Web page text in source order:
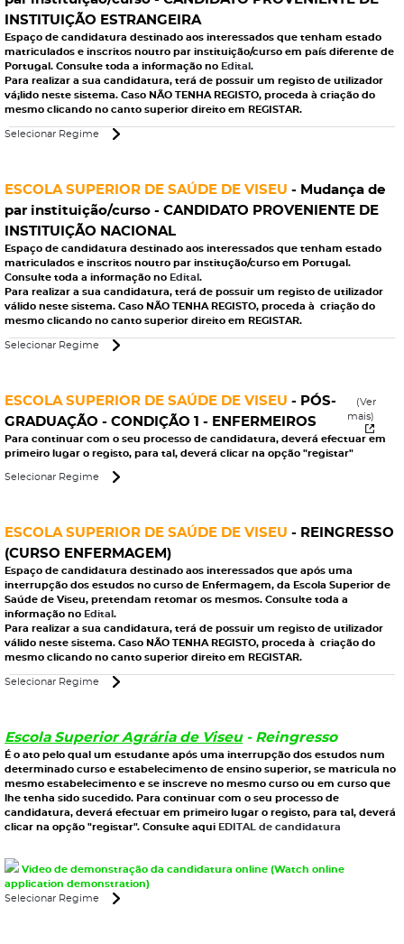
INSTITUIÇÃO ESTRANGEIRA
Espaço de candidatura destinado aos interessados que tenham estado
matriculados e inscritos noutro par instituição/curso em país diferente de
Portugal . Consulte toda a informação no Edital .
Para realizar a sua candidatura, terá de possuir um registo de utilizador
vá¡lido neste sistema. Caso NÃO TENHA REGISTO, proceda à criação do
mesmo clicando no canto superior direito em REGISTAR.
Selecionar Regime
ESCOLA SUPERIOR DE SAÚDE DE VISEU - Mudança de
par instituição/curso - CANDIDATO PROVENIENTE DE
INSTITUIÇÃO NACIONAL
Espaço de candidatura destinado aos interessados que tenham estado
matriculados e inscritos noutro par institução/curso em Portugal .
Consulte toda a informação no Edital .
Para realizar a sua candidatura, terá de possuir um registo de utilizador
válido neste sistema. Caso NÃO TENHA REGISTO, proceda à criação do
mesmo clicando no canto superior direito em REGISTAR.
Selecionar Regime
ESCOLA SUPERIOR DE SAÚDE DE VISEU - PÓS-
GRADUAÇÃO - CONDIÇÃO 1 - ENFERMEIROS
(Ver
mais)
Para continuar com o seu processo de candidatura, deverá efectuar em
primeiro lugar o registo, para tal, deverá clicar na opção "registar"
Selecionar Regime
ESCOLA SUPERIOR DE SAÚDE DE VISEU - REINGRESSO
(CURSO ENFERMAGEM)
Espaço de candidatura destinado aos interessados que após uma
interrupção dos estudos no curso de Enfermagem, da Escola Superior de
Saúde de Viseu, pretendam retomar os mesmos. Consulte toda a
informação no Edital .
Para realizar a sua candidatura, terá de possuir um registo de utilizador
válido neste sistema. Caso NÃO TENHA REGISTO, proceda à criação do
mesmo clicando no canto superior direito em REGISTAR.
Selecionar Regime
Escola Superior Agrária de Viseu- Reingresso
É o ato pelo qual um estudante após uma interrupção dos estudos num
determinado curso e estabelecimento de ensino superior, se matricula no
mesmo estabelecimento e se inscreve no mesmo curso ou em curso que
lhe tenha sido sucedido. Para continuar com o seu processo de
candidatura, deverá efectuar em primeiro lugar o registo, para tal, deverá
clicar na opção "registar". Consulte aqui EDITAL de candidatura
Video de demonstração da candidatura online (Watch online
application demonstration)
Selecionar Regime